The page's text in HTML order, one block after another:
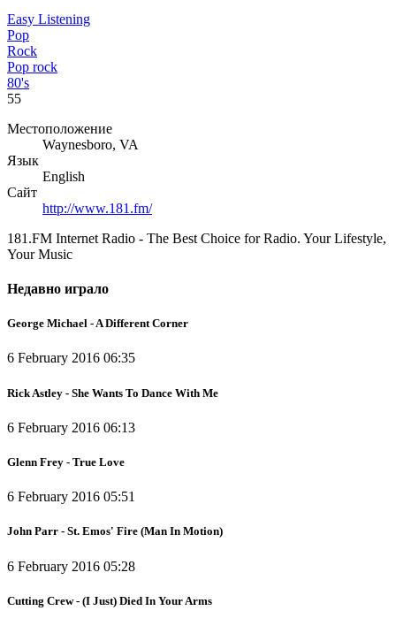
Easy Listening
Pop
Rock
Pop rock
80's
55
Местоположение
Waynesboro, VA
Язык
English
Сайт
http://www.181.fm/
181.FM Internet Radio - The Best Choice for Radio. Your Lifestyle,
Your Music
Недавно играло
George Michael - A Different Corner
6 February 2016 06:35
Rick Astley - She Wants To Dance With Me
6 February 2016 06:13
Glenn Frey - True Love
6 February 2016 05:51
John Parr - St. Emos' Fire (Man In Motion)
6 February 2016 05:28
Cutting Crew - (I Just) Died In Your Arms